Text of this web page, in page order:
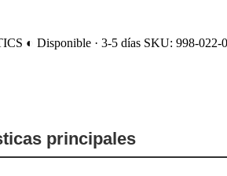
◐ Disponible · 3-5 días SKU: 998-022-
principales